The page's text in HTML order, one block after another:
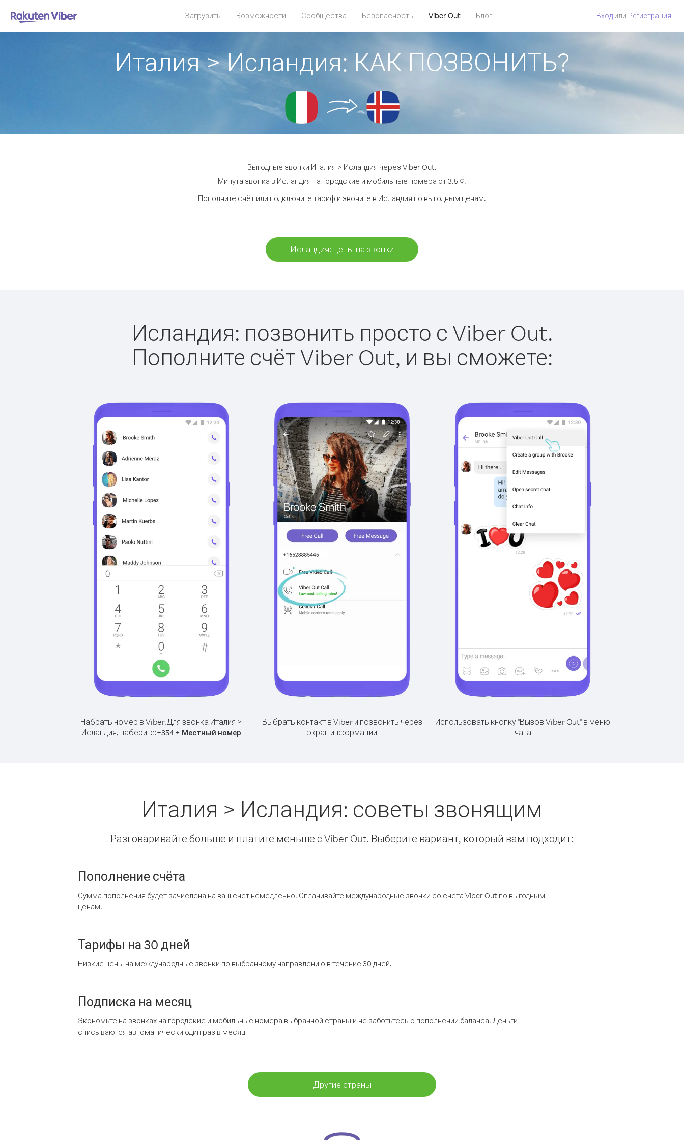
Загрузить Возможности Сообщества Безопасность Viber Out Блог Вход или Регистрация
Италия > Исландия: КАК ПОЗВОНИТЬ?
Выгодные звонки Италия > Исландия через Viber Out.
Минута звонка в Исландия на городские и мобильные номера от 3.5 ¢.
Пополните счёт или подключите тариф и звоните в Исландия по выгодным ценам.
Исландия: цены на звонки
Исландия: позвонить просто с Viber Out.
Пополните счёт Viber Out, и вы сможете:
Набрать номер в Viber.Для звонка Италия >
Исландия, наберите:+354 + Местный номер
Выбрать контакт в Viber и позвонить через
экран информации
Использовать кнопку "Вызов Viber Out" в меню
чата
Италия > Исландия: советы звонящим
Разговаривайте больше и платите меньше с Viber Out. Выберите вариант, который вам подходит:
Пополнение счёта
Сумма пополнения будет зачислена на ваш счёт немедленно. Оплачивайте международные звонки со счёта Viber Out по выгодным
ценам.
Тарифы на 30 дней
Низкие цены на международные звонки по выбранному направлению в течение 30 дней.
Подписка на месяц
Экономьте на звонках на городские и мобильные номера выбранной страны и не заботьтесь о пополнении баланса. Деньги
списываются автоматически один раз в месяц
Другие страны